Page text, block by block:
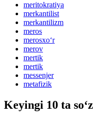
meritokratiya
merkantilist
merkantilizm
meros
merosxo‘r
merov
mertik
mertik
messenjer
metafizik
Keyingi 10 ta so‘z